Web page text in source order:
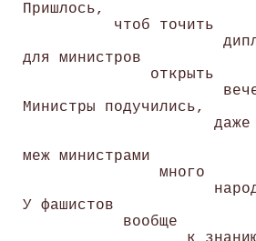
Пришлось,
           чтоб точить
для министров
               открыть
Министры подучились,
меж министрами
                много
У фашистов
            вообще